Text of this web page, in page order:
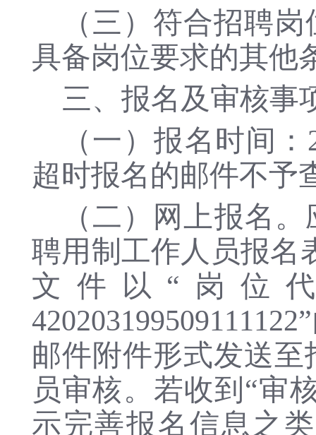
（三）符合招聘
具备岗位要求的其他
三、报名及审核事
（一）报名时间：
超时报名的邮件不予
（二）网上报名
聘用制工作人员报名
文件以“岗位
邮件附件形式发送至
员审核。若收到“审
示完善报名信息之